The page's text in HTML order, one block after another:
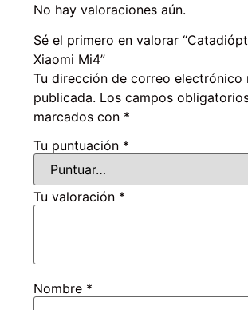
No hay valoraciones aún.
Sé el primero en valorar
Xiaomi Mi4”
Tu dirección de correo electrónico
publicada. Los campos
marcados con *
Tu puntuación *
Tu valoración *
Nombre *